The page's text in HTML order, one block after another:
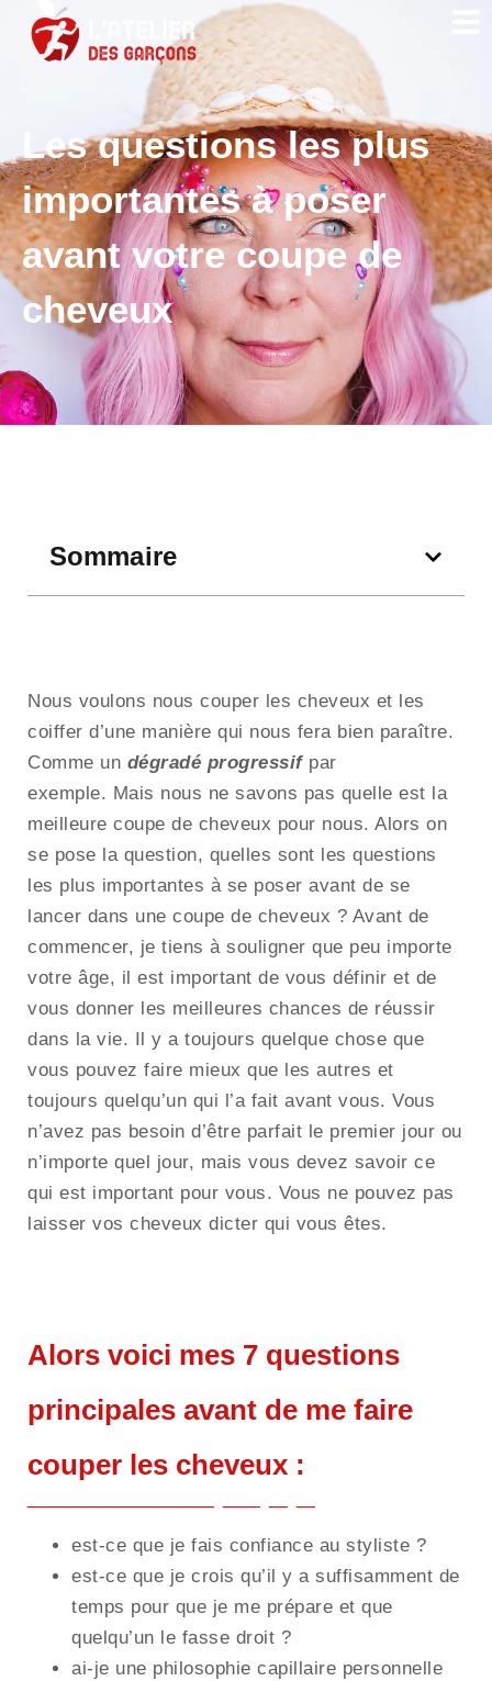
Les questions les plus
importantes à poser
avant votre coupe de
cheveux
Sommaire
Nous voulons nous couper les cheveux et les
coiffer d’une manière qui nous fera bien paraître.
Comme un dégradé progressifpar
exemple. Mais nous ne savons pas quelle est la
meilleure coupe de cheveux pour nous. Alors on
se pose la question, quelles sont les questions
les plus importantes à se poser avant de se
lancer dans une coupe de cheveux ? Avant de
commencer, je tiens à souligner que peu importe
votre âge, il est important de vous définir et de
vous donner les meilleures chances de réussir
dans la vie. Il y a toujours quelque chose que
vous pouvez faire mieux que les autres et
toujours quelqu’un qui l’a fait avant vous. Vous
n’avez pas besoin d’être parfait le premier jour ou
n’importe quel jour, mais vous devez savoir ce
qui est important pour vous. Vous ne pouvez pas
laisser vos cheveux dicter qui vous êtes.
Alors voici mes 7 questions
principales avant de me faire
couper les cheveux :
est-ce que je fais confiance au styliste ?
est-ce que je crois qu’il y a suffisamment de
temps pour que je me prépare et que
quelqu’un le fasse droit ?
ai-je une philosophie capillaire personnelle